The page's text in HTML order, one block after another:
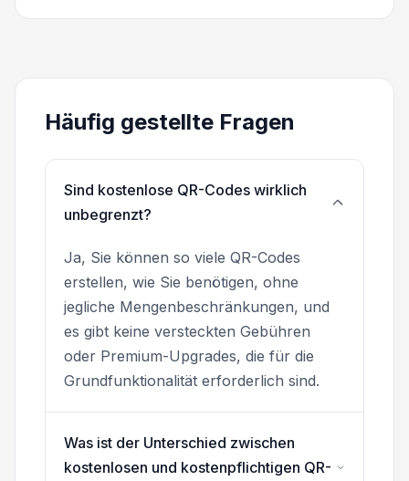
Häufig gestellte Fragen
Sind kostenlose QR-Codes wirklich
unbegrenzt?
Ja, Sie können so viele QR-Codes
erstellen, wie Sie benötigen, ohne
jegliche Mengenbeschränkungen, und
es gibt keine versteckten Gebühren
oder Premium-Upgrades, die für die
Grundfunktionalität erforderlich sind.
Was ist der Unterschied zwischen
kostenlosen und kostenpflichtigen QR-